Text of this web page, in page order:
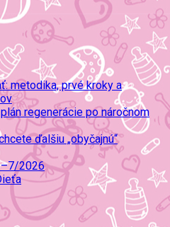
metodika, prvé kroky a
regenerácie po náročnom
ďalšiu „obyčajnú“
–7/2026